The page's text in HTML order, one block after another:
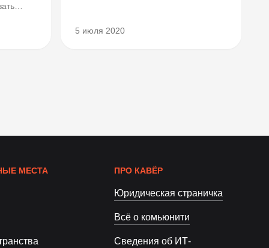
5 июля 2020
МЕСТА ПРО КАВЁР
Юридическая страничка
Всё о комьюнити
Сведения об ИТ-